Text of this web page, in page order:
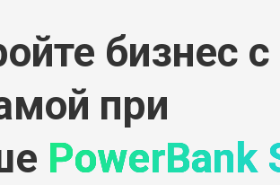
бизнес
PowerBank